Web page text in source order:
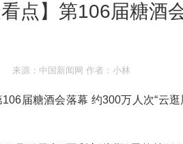
看点】第106届糖酒
来源：中国新闻网 作者：小林
届糖酒会落幕 约300万人次“云逛